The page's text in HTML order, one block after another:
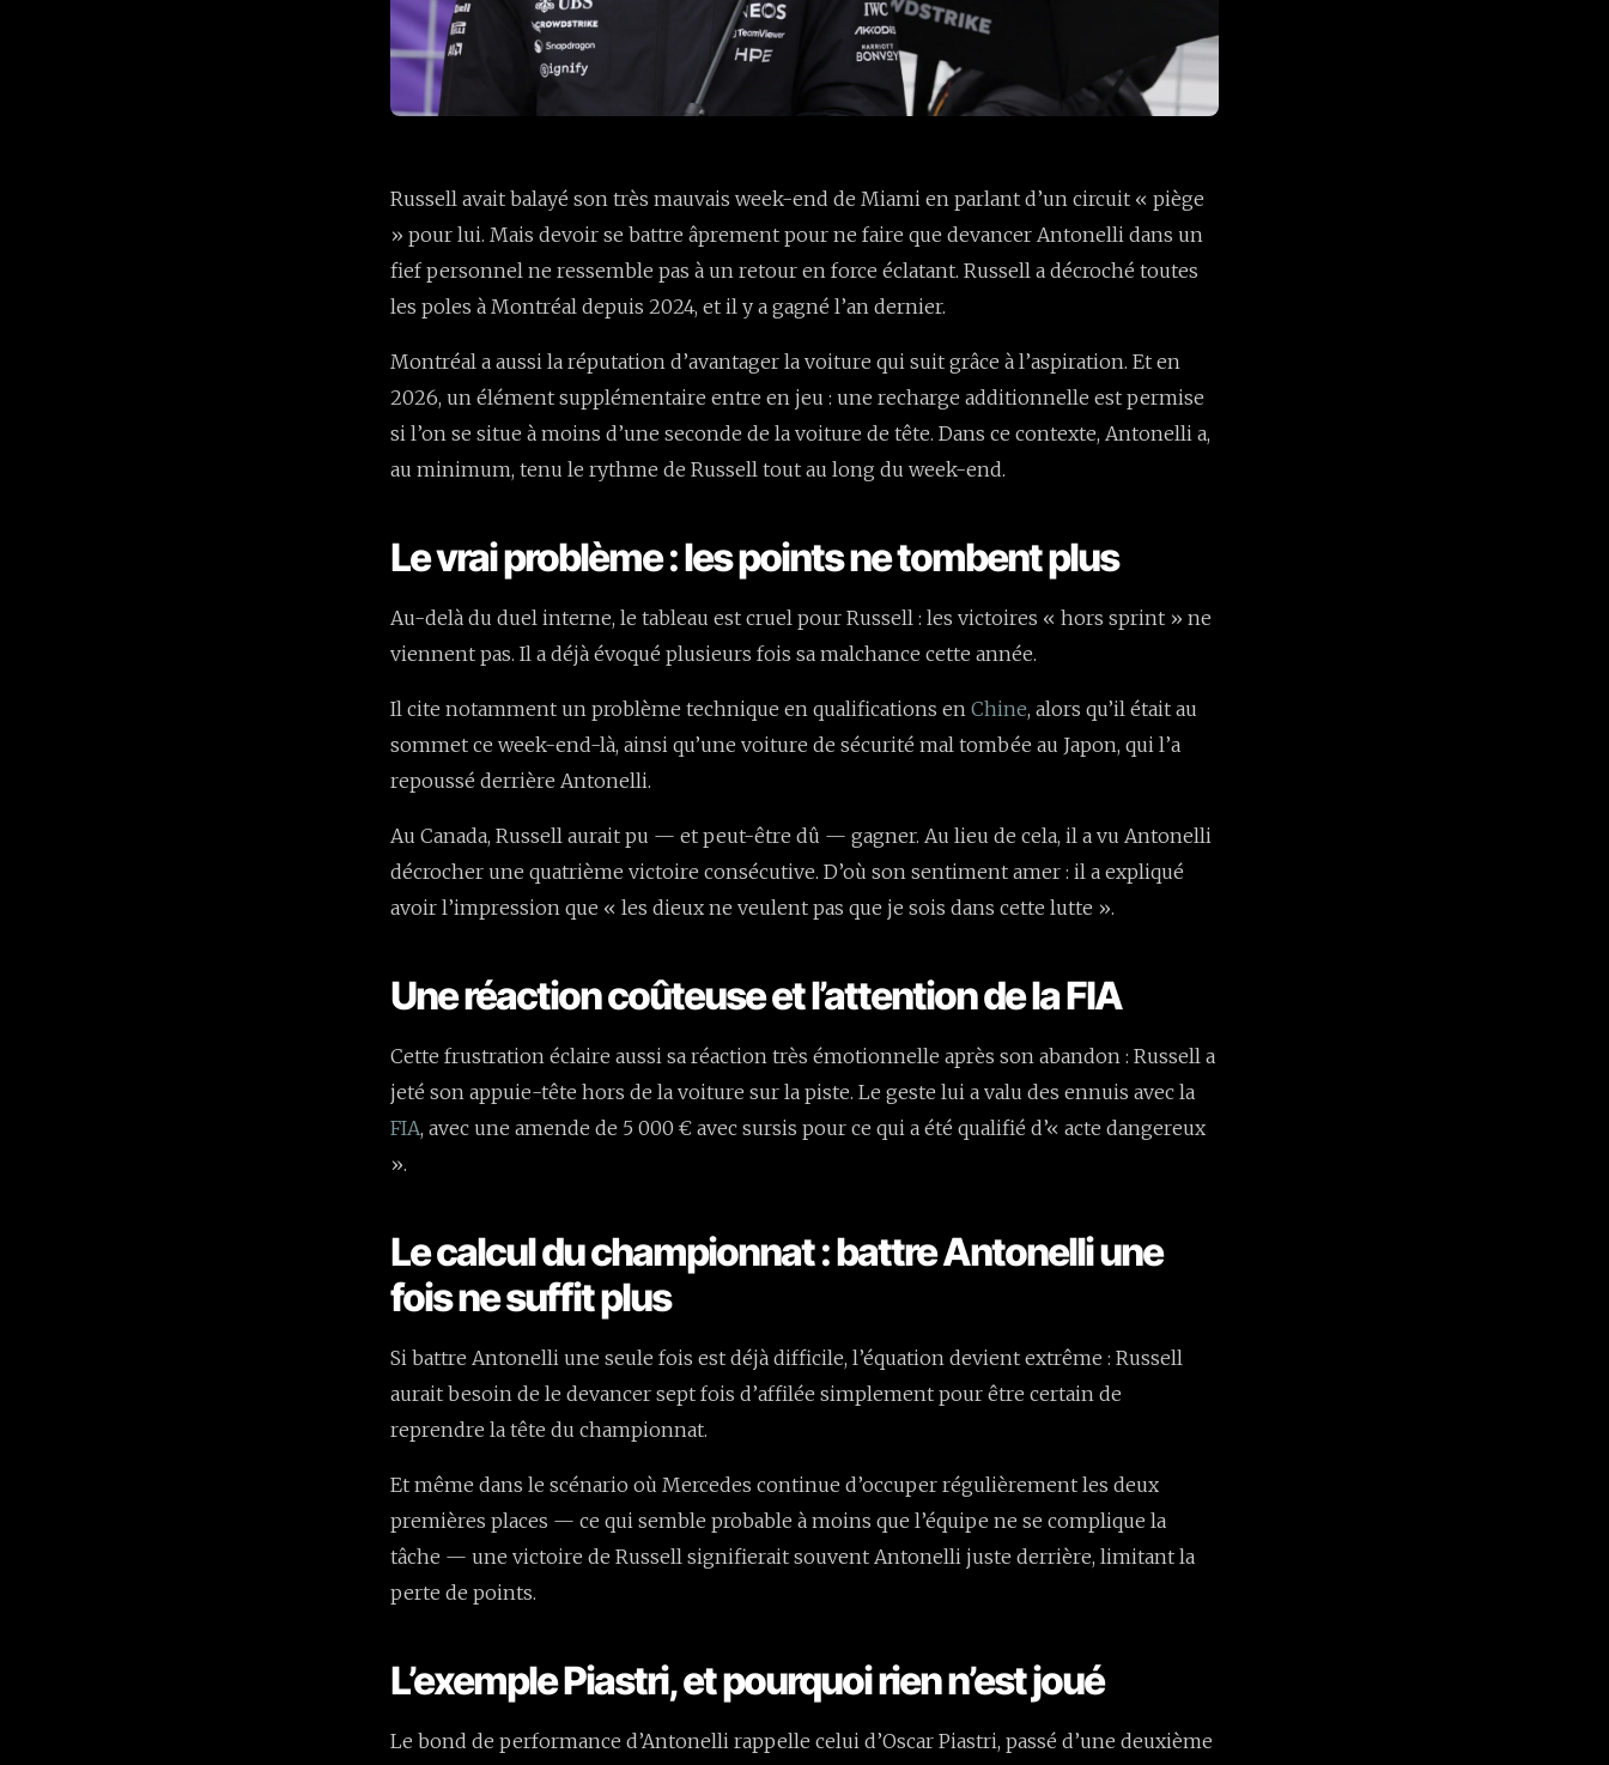
Russell avait balayé son très mauvais week-end de Miami en parlant d’un circuit « piège
» pour lui. Mais devoir se battre âprement pour ne faire que devancer Antonelli dans un
fief personnel ne ressemble pas à un retour en force éclatant. Russell a décroché toutes
les poles à Montréal depuis 2024, et il y a gagné l’an dernier.
Montréal a aussi la réputation d’avantager la voiture qui suit grâce à l’aspiration. Et en
2026, un élément supplémentaire entre en jeu : une recharge additionnelle est permise
si l’on se situe à moins d’une seconde de la voiture de tête. Dans ce contexte, Antonelli a,
au minimum, tenu le rythme de Russell tout au long du week-end.
Le vrai problème : les points ne tombent plus
Au-delà du duel interne, le tableau est cruel pour Russell : les victoires « hors sprint » ne
viennent pas. Il a déjà évoqué plusieurs fois sa malchance cette année.
Il cite notamment un problème technique en qualifications enChine, alors qu’il était au
sommet ce week-end-là, ainsi qu’une voiture de sécurité mal tombée au Japon, qui l’a
repoussé derrière Antonelli.
Au Canada, Russell aurait pu — et peut-être dû — gagner. Au lieu de cela, il a vu Antonelli
décrocher une quatrième victoire consécutive. D’où son sentiment amer : il a expliqué
avoir l’impression que « les dieux ne veulent pas que je sois dans cette lutte ».
Une réaction coûteuse et l’attention de la FIA
Cette frustration éclaire aussi sa réaction très émotionnelle après son abandon : Russell a
jeté son appuie-tête hors de la voiture sur la piste. Le geste lui a valu des ennuis avec la
FIA, avec une amende de 5 000 € avec sursis pour ce qui a été qualifié d’« acte dangereux
».
Le calcul du championnat : battre Antonelli une
fois ne suffit plus
Si battre Antonelli une seule fois est déjà difficile, l’équation devient extrême : Russell
aurait besoin de le devancer sept fois d’affilée simplement pour être certain de
reprendre la tête du championnat.
Et même dans le scénario où Mercedes continue d’occuper régulièrement les deux
premières places — ce qui semble probable à moins que l’équipe ne se complique la
tâche — une victoire de Russell signifierait souvent Antonelli juste derrière, limitant la
perte de points.
L’exemple Piastri, et pourquoi rien n’est joué
Le bond de performance d’Antonelli rappelle celui d’Oscar Piastri, passé d’une deuxième